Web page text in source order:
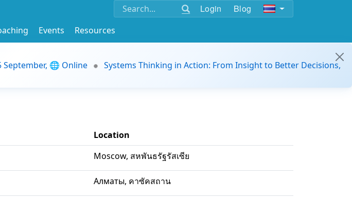
Login Blog
Events
Resources
September, 🌐 Online
Systems Thinking in Action: From Insight to Better Decisions,
Location
Moscow, สหพันธรัฐรัสเซีย
Алматы, คาซัคสถาน